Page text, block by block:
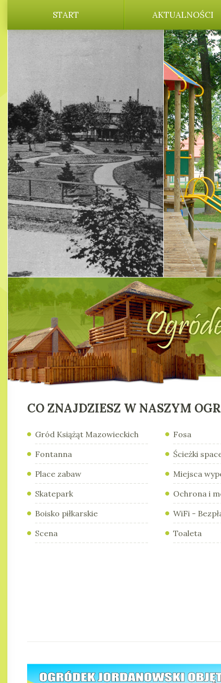
START AKTUALNOŚCI
CO ZNAJDZIESZ W NASZYM
Gród Książąt Mazowieckich
Fontanna
Place zabaw
Skatepark
Boisko piłkarskie
Scena
Fosa
Ścieżki
Miejsca
Ochrona i
WiFi -
Toaleta